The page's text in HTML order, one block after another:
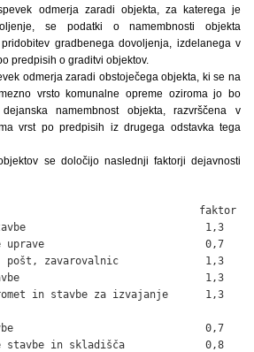
odmerja zaradi objekta, za katerega je
se podatki o namembnosti objekta
gradbenega dovoljenja, izdelanega v
predpisih o graditvi objektov.
odmerja zaradi obstoječega objekta, ki se na
vrsto komunalne opreme oziroma jo bo
namembnost objekta, razvrščena v
vrst po predpisih iz drugega odstavka tega
se določijo naslednji faktorji dejavnosti
faktor
stavbe                             1,3
uprave                          0,7
pošt, zavarovalnic              1,3
stavbe                              1,3
in stavbe za izvajanje      1,3
0,7
stavbe in skladišča             0,8